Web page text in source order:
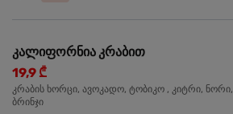
კალიფორნია კრაბით
19,9 ₾
კრაბის ხორცი, ავოკადო, ტობიკო , კიტრი, ნორი,
ბრინჯი